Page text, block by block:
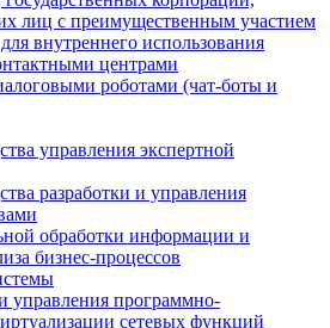
лиц с преимущественным участием
внутреннего использования
центрами
роботами (чат-боты и
управления экспертной
разработки и управления
обработки информации и
бизнес-процессов
управления программно-
сетевых функций